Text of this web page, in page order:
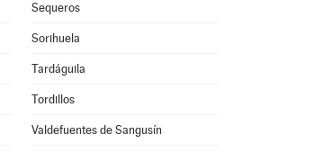
Sequeros
Sorihuela
Tardáguila
Tordillos
Valdefuentes de Sangusín